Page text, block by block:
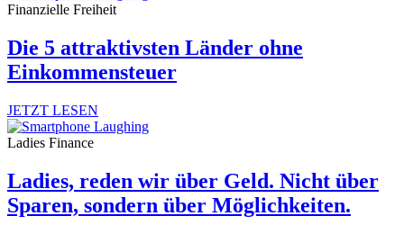
Finanzielle Freiheit
Die 5 attraktivsten Länder ohne
Einkommensteuer
JETZT LESEN
Ladies Finance
Ladies, reden wir über Geld. Nicht über
Sparen, sondern über Möglichkeiten.